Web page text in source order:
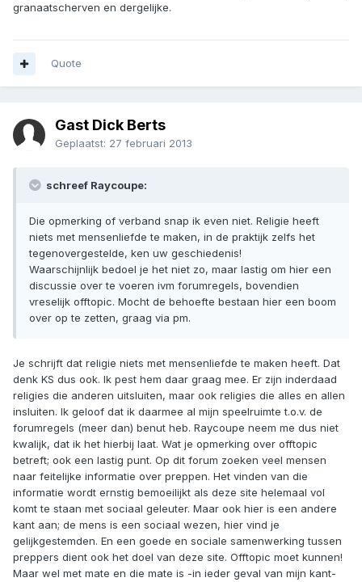
granaatscherven en dergelijke.
Quote
Gast Dick Berts
Geplaatst: 27 februari 2013
schreef Raycoupe:
Die opmerking of verband snap ik even niet. Religie heeft
niets met mensenliefde te maken, in de praktijk zelfs het
tegenovergestelde, ken uw geschiedenis!
Waarschijnlijk bedoel je het niet zo, maar lastig om hier een
discussie over te voeren ivm forumregels, bovendien
vreselijk offtopic. Mocht de behoefte bestaan hier een boom
over op te zetten, graag via pm.
Je schrijft dat religie niets met mensenliefde te maken heeft. Dat
denk KS dus ook. Ik pest hem daar graag mee. Er zijn inderdaad
religies die anderen uitsluiten, maar ook religies die alles en allen
insluiten. Ik geloof dat ik daarmee al mijn speelruimte t.o.v. de
forumregels (meer dan) benut heb. Raycoupe neem me dus niet
kwalijk, dat ik het hierbij laat. Wat je opmerking over offtopic
betreft; ook een lastig punt. Op dit forum zoeken veel mensen
naar feitelijke informatie over preppen. Het vinden van die
informatie wordt ernstig bemoeilijkt als deze site helemaal vol
komt te staan met sociaal geleuter. Maar ook hier is een andere
kant aan; de mens is een sociaal wezen, hier vind je
gelijkgestemden. En een goede en sociale samenwerking tussen
preppers dient ook het doel van deze site. Offtopic moet kunnen!
Maar wel met mate en die mate is -in ieder geval van mijn kant-